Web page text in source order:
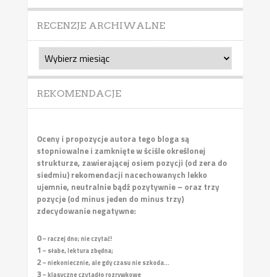
RECENZJE ARCHIWALNE
Recenzje
archiwalne
REKOMENDACJE
Oceny i propozycje autora tego bloga są
stopniowalne i zamknięte w ściśle określonej
strukturze, zawierającej osiem pozycji (od zera do
siedmiu) rekomendacji nacechowanych lekko
ujemnie, neutralnie bądź pozytywnie – oraz trzy
pozycje (od minus jeden do minus trzy)
zdecydowanie negatywne:
0– raczej dno; nie czytać!
1 – słabe, lektura zbędna;
2– niekoniecznie, ale gdy czasu nie szkoda...
3– klasyczne czytadło rozrywkowe